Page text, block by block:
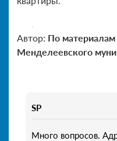
Автор: По
Менделеевского
SP
Много вопросов.